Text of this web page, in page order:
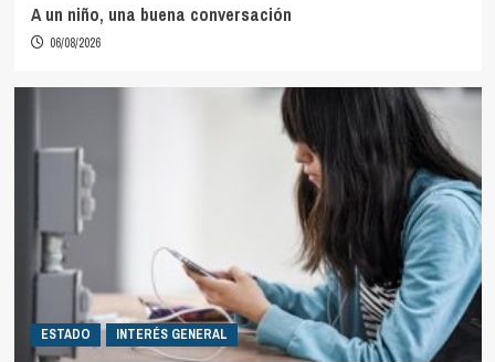
A un niño, una buena conversación
06/08/2026
ESTADO INTERÉS GENERAL